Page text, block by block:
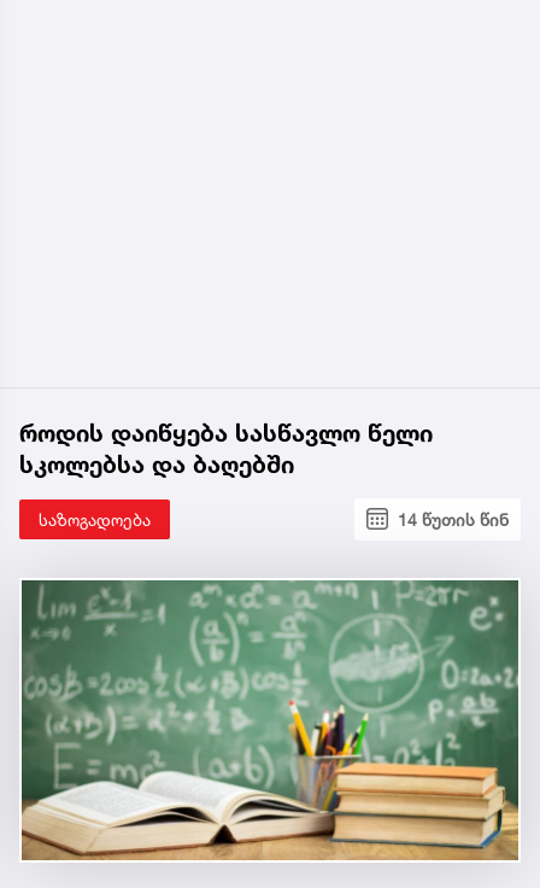
როდის დაიწყება სასწავლო წელი
სკოლებსა და ბაღებში
საზოგადოება 14 წუთის წინ